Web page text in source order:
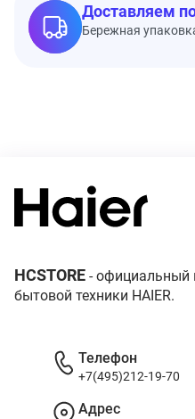
Доставляем
Бережная
HCSTORE - официальный
бытовой техники HAIER.
Телефон
+7(495)212-19-70
Адрес